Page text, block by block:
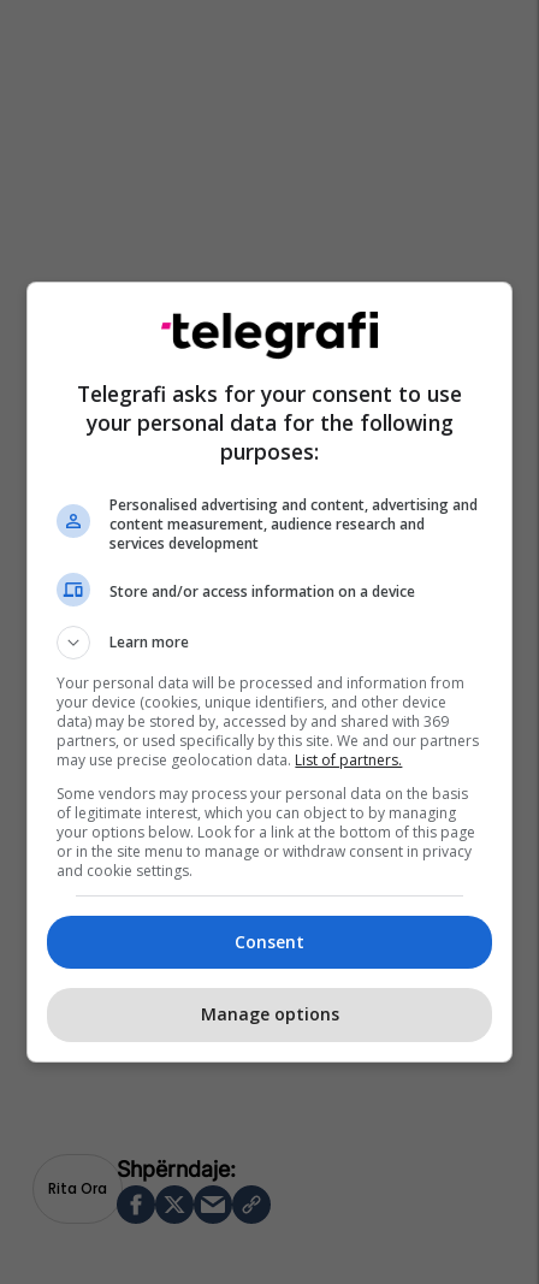
Rita Ora
Telegrafi asks for your consent to use
your personal data for the following
purposes:
Personalised advertising and content, advertising and
content measurement, audience research and
services development
Store and/or access information on a device
Learn more
Your personal data will be processed and information from
your device (cookies, unique identifiers, and other device
data) may be stored by, accessed by and shared with 369
partners, or used specifically by this site. We and our partners
may use precise geolocation data. List of partners.
Some vendors may process your personal data on the basis
of legitimate interest, which you can object to by managing
your options below. Look for a link at the bottom of this page
or in the site menu to manage or withdraw consent in privacy
and cookie settings.
Consent
Manage options